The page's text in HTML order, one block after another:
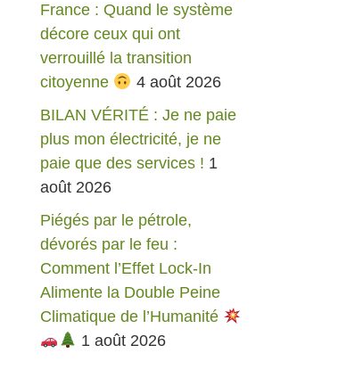
France : Quand le système
décore ceux qui ont
verrouillé la transition
citoyenne
4 août 2026
BILAN VÉRITÉ : Je ne paie
plus mon électricité, je ne
paie que des services ! 1
août 2026
Piégés par le pétrole,
dévorés par le feu :
Comment l’Effet Lock-In
Alimente la Double Peine
Climatique de l’Humanité
1 août 2026